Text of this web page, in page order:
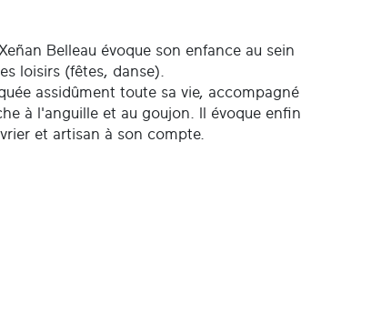
Belleau évoque son enfance au sein
loisirs (fêtes, danse).
assidûment toute sa vie, accompagné
à l'anguille et au goujon. Il évoque enfin
et artisan à son compte.